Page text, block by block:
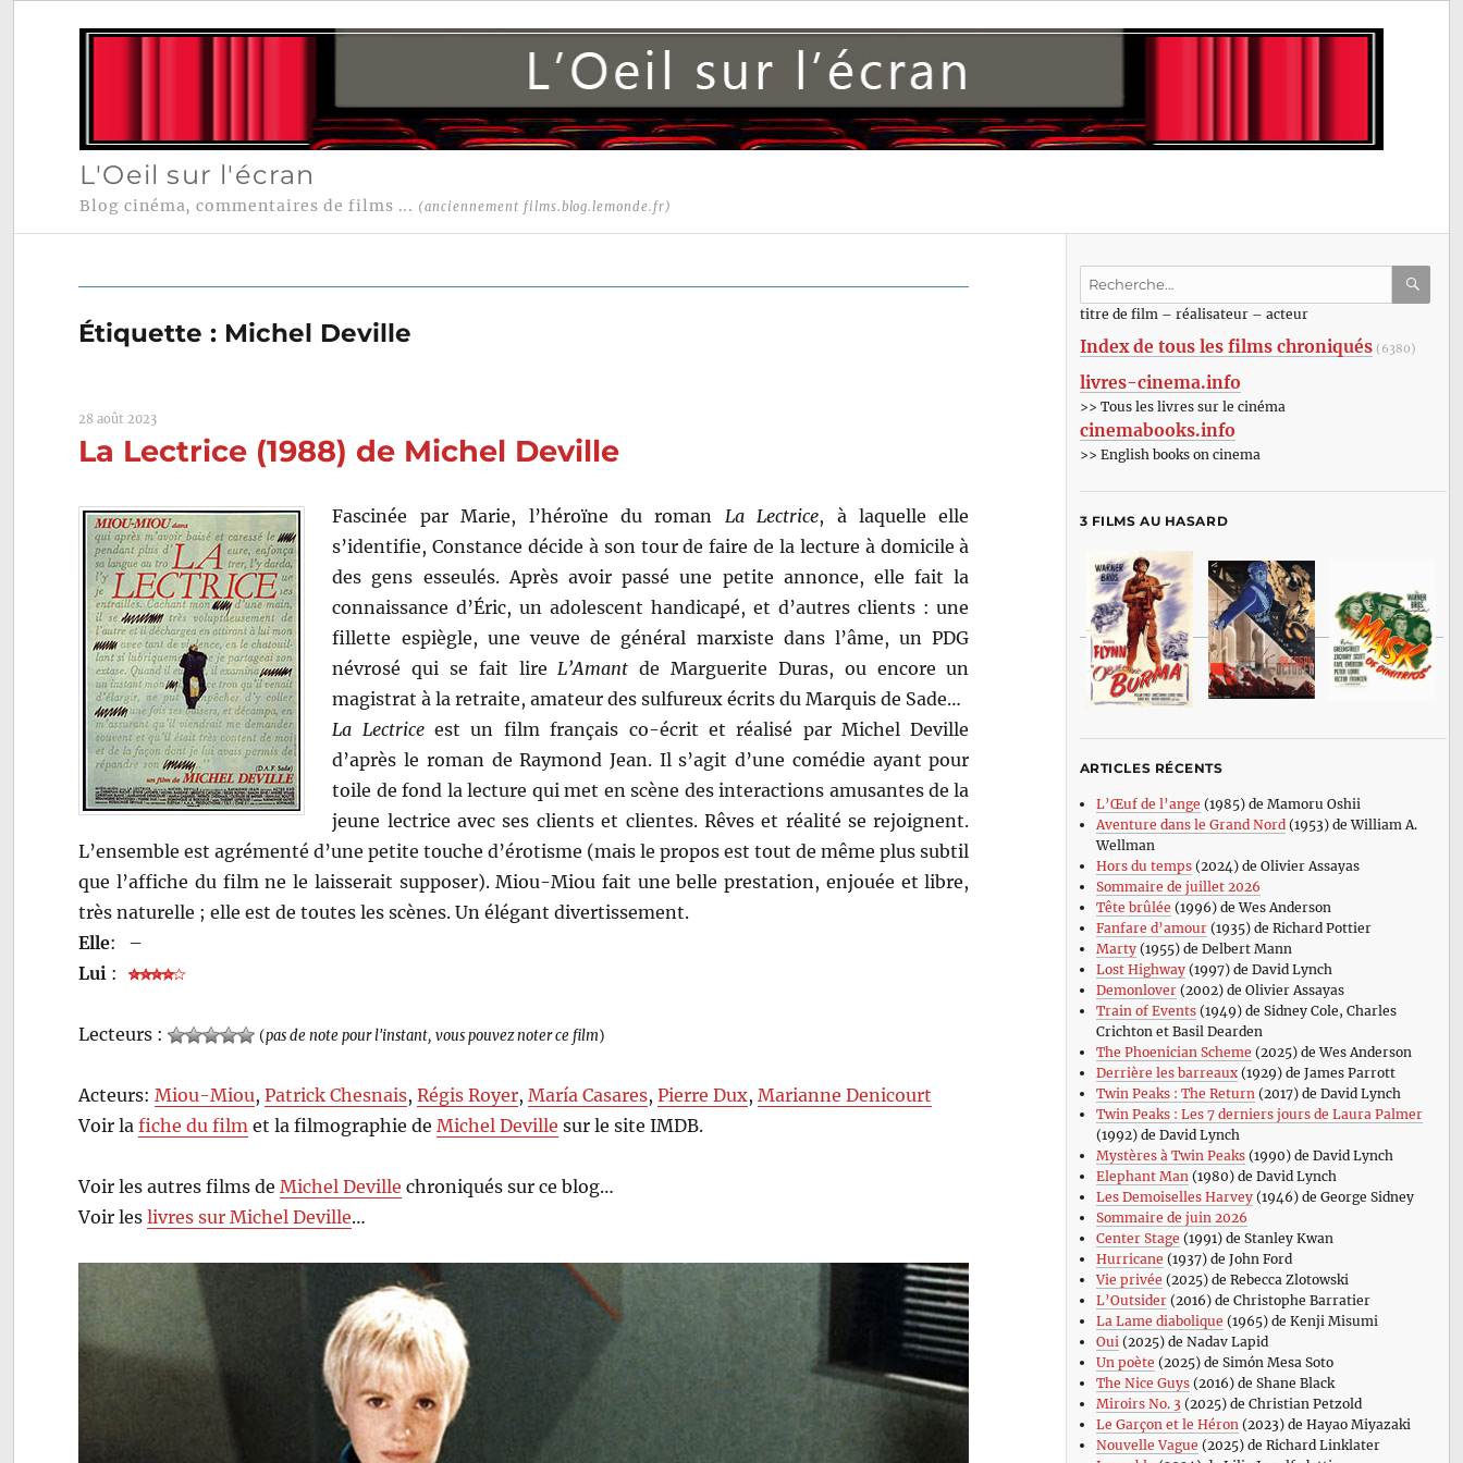
L'Oeil sur l'écran
Blog cinéma, commentaires de films ... (anciennement films.blog.lemonde.fr)
Étiquette : Michel Deville
28 août 2023
La Lectrice (1988) de Michel Deville
Fascinée par Marie, l’héroïne du roman La Lectrice, à laquelle elle
s’identifie, Constance décide à son tour de faire de la lecture à domicile à
des gens esseulés. Après avoir passé une petite annonce, elle fait la
connaissance d’Éric, un adolescent handicapé, et d’autres clients : une
fillette espiègle, une veuve de général marxiste dans l’âme, un PDG
névrosé qui se fait lire L’Amant de Marguerite Duras, ou encore un
magistrat à la retraite, amateur des sulfureux écrits du Marquis de Sade…
La Lectriceest un film français co-écrit et réalisé par Michel Deville
d’après le roman de Raymond Jean. Il s’agit d’une comédie ayant pour
toile de fond la lecture qui met en scène des interactions amusantes de la
jeune lectrice avec ses clients et clientes. Rêves et réalité se rejoignent.
L’ensemble est agrémenté d’une petite touche d’érotisme (mais le propos est tout de même plus subtil
que l’affiche du film ne le laisserait supposer). Miou-Miou fait une belle prestation, enjouée et libre,
très naturelle ; elle est de toutes les scènes. Un élégant divertissement.
Elle:
–
Lui :
Lecteurs : (pas de note pour l'instant, vous pouvez noter ce film)
Acteurs:Miou-Miou,Patrick Chesnais,Régis Royer,María Casares,Pierre Dux,Marianne Denicourt
Voir lafiche du film et la filmographie deMichel Deville sur le site IMDB.
Voir les autres films deMichel Deville chroniqués sur ce blog…
Voir leslivres sur Michel Deville…
Recherche
:titre de film – réalisateur – acteur
Index de tous les films chroniqués (6380)
livres-cinema.info
>> Tous les livres sur le cinéma
cinemabooks.info
>> English books on cinema
3 FILMS AU HASARD
ARTICLES RÉCENTS
L’Œuf de l’ange (1985) de Mamoru Oshii
Aventure dans le Grand Nord(1953) de William A.
Wellman
Hors du temps(2024) de Olivier Assayas
Sommaire de juillet 2026
Tête brûlée (1996) de Wes Anderson
Fanfare d’amour(1935) de Richard Pottier
Marty(1955) de Delbert Mann
Lost Highway(1997) de David Lynch
Demonlover(2002) de Olivier Assayas
Train of Events(1949) de Sidney Cole, Charles
Crichton et Basil Dearden
The Phoenician Scheme (2025) de Wes Anderson
Derrière les barreaux(1929) de James Parrott
Twin Peaks : The Return(2017) de David Lynch
Twin Peaks : Les 7 derniers jours de Laura Palmer
(1992) de David Lynch
Mystères à Twin Peaks(1990) de David Lynch
Elephant Man(1980) de David Lynch
Les Demoiselles Harvey(1946) de George Sidney
Sommaire de juin 2026
Center Stage (1991) de Stanley Kwan
Hurricane (1937) de John Ford
Vie privée (2025) de Rebecca Zlotowski
L’Outsider(2016) de Christophe Barratier
La Lame diabolique (1965) de Kenji Misumi
Oui(2025) de Nadav Lapid
Un poète (2025) de Simón Mesa Soto
The Nice Guys(2016) de Shane Black
Miroirs No. 3 (2025) de Christian Petzold
Le Garçon et le Héron(2023) de Hayao Miyazaki
Nouvelle Vague (2025) de Richard Linklater